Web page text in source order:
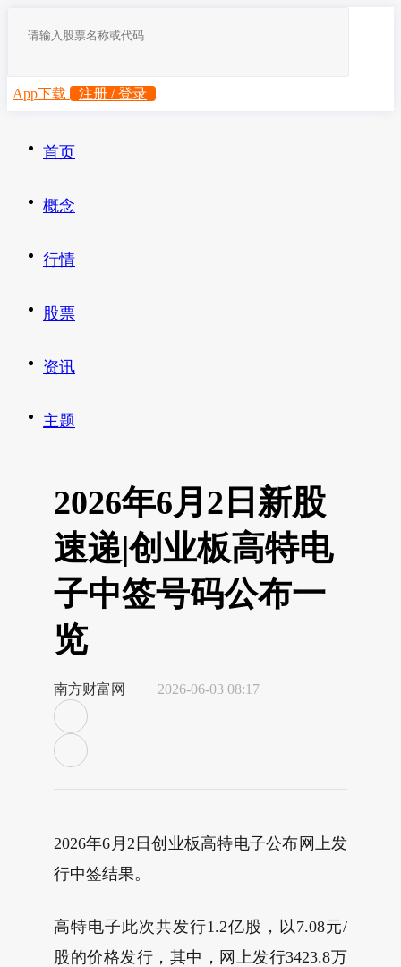
App下载 注册 / 登录
首页
概念
行情
股票
资讯
主题
2026年6月2日新股
速递|创业板高特电
子中签号码公布一
览
南方财富网 2026-06-03 08:17
2026年6月2日创业板高特电子公布网上发
行中签结果。
高特电子此次共发行1.2亿股，以7.08元/
股的价格发行，其中，网上发行3423.8万